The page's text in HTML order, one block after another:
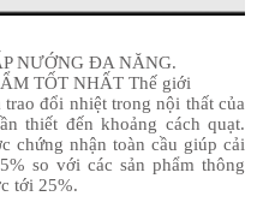
NƯỚNG ĐA NĂNG.
TỐT NHẤT Thế giới
đổi nhiệt trong nội thất của
thiết đến khoảng cách quạt.
chứng nhận toàn cầu giúp cải
so với các sản phẩm thông
tới 25%.